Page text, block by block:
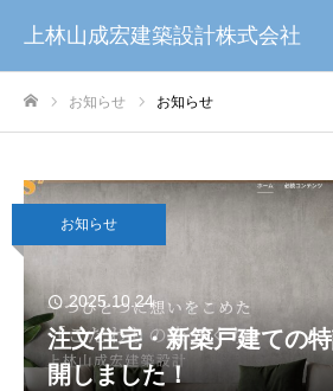
上林山成宏建築設計株式会社
お知らせ お知らせ
お知らせ
2025.10.24
注文住宅・新築戸建ての
開しました！